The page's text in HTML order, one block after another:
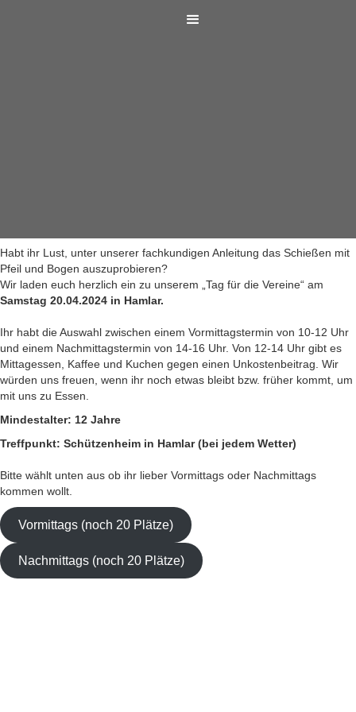
Habt ihr Lust, unter unserer fachkundigen Anleitung das Schießen mit
Pfeil und Bogen auszuprobieren?
Wir laden euch herzlich ein zu unserem „Tag für die Vereine“ am
Samstag 20.04.2024 in Hamlar.
Ihr habt die Auswahl zwischen einem Vormittagstermin von 10-12 Uhr
und einem Nachmittagstermin von 14-16 Uhr. Von 12-14 Uhr gibt es
Mittagessen, Kaffee und Kuchen gegen einen Unkostenbeitrag. Wir
würden uns freuen, wenn ihr noch etwas bleibt bzw. früher kommt, um
mit uns zu Essen.
Mindestalter: 12 Jahre
Treffpunkt: Schützenheim in Hamlar (bei jedem Wetter)
Bitte wählt unten aus ob ihr lieber Vormittags oder Nachmittags
kommen wollt.
Vormittags (noch 20 Plätze)
Nachmittags (noch 20 Plätze)